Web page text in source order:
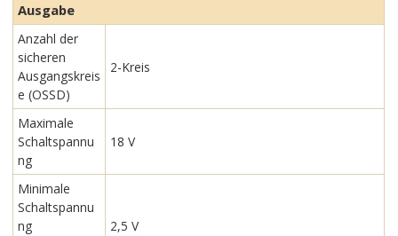
Ausgabe
Anzahl der
sicheren
Ausgangskreis
e (OSSD)
2-Kreis
Maximale
Schaltspannu
ng
18 V
Minimale
Schaltspannu
ng
2,5 V